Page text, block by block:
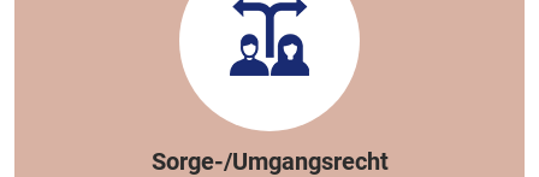
Sorge-/Umgangsrecht